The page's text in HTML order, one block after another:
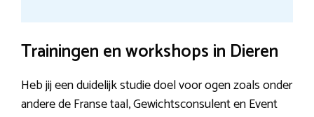
Trainingen en workshops in Dieren
Heb jij een duidelijk studie doel voor ogen zoals onder
andere de Franse taal, Gewichtsconsulent en Event